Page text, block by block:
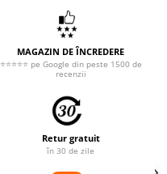
MAGAZIN DE ÎNCREDERE
⭐⭐⭐⭐⭐ pe Google din peste 1500 de
recenzii
Retur gratuit
în 30 de zile